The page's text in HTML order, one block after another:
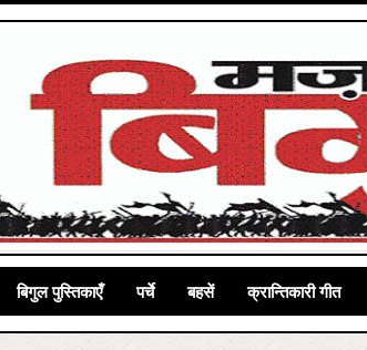
बिगुल पुस्तिकाएँ पर्चे बहसें क्रान्तिकारी गीत